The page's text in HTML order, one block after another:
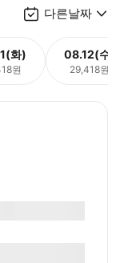
다른날짜
화)
원
08.12(수)
29,418원